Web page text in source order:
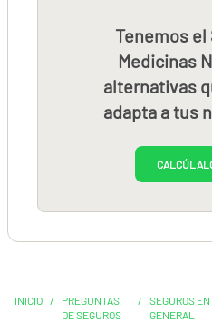
Tenemos el
Medicinas
alternativas
adapta a tus
INICIO /
PREGUNTAS
DE SEGUROS
/
SEGUROS EN
GENERAL